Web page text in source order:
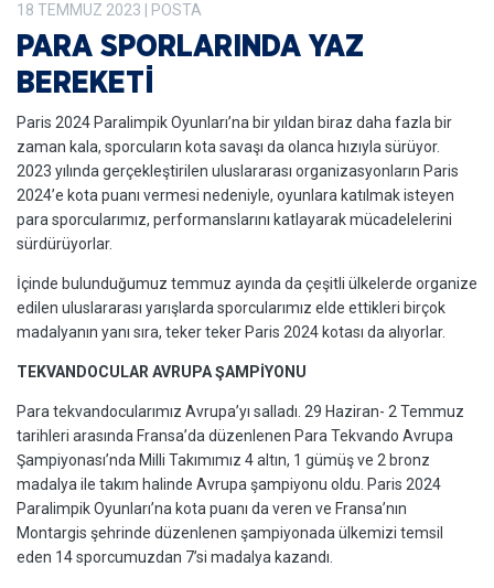
18 TEMMUZ 2023 | POSTA
PARA SPORLARINDA YAZ
BEREKETİ
Paris 2024 Paralimpik Oyunları’na bir yıldan biraz daha fazla bir
zaman kala, sporcuların kota savaşı da olanca hızıyla sürüyor.
2023 yılında gerçekleştirilen uluslararası organizasyonların Paris
2024’e kota puanı vermesi nedeniyle, oyunlara katılmak isteyen
para sporcularımız, performanslarını katlayarak mücadelelerini
sürdürüyorlar.
İçinde bulunduğumuz temmuz ayında da çeşitli ülkelerde organize
edilen uluslararası yarışlarda sporcularımız elde ettikleri birçok
madalyanın yanı sıra, teker teker Paris 2024 kotası da alıyorlar.
TEKVANDOCULAR AVRUPA ŞAMPİYONU
Para tekvandocularımız Avrupa’yı salladı. 29 Haziran- 2 Temmuz
tarihleri arasında Fransa’da düzenlenen Para Tekvando Avrupa
Şampiyonası’nda Milli Takımımız 4 altın, 1 gümüş ve 2 bronz
madalya ile takım halinde Avrupa şampiyonu oldu. Paris 2024
Paralimpik Oyunları’na kota puanı da veren ve Fransa’nın
Montargis şehrinde düzenlenen şampiyonada ülkemizi temsil
eden 14 sporcumuzdan 7’si madalya kazandı.